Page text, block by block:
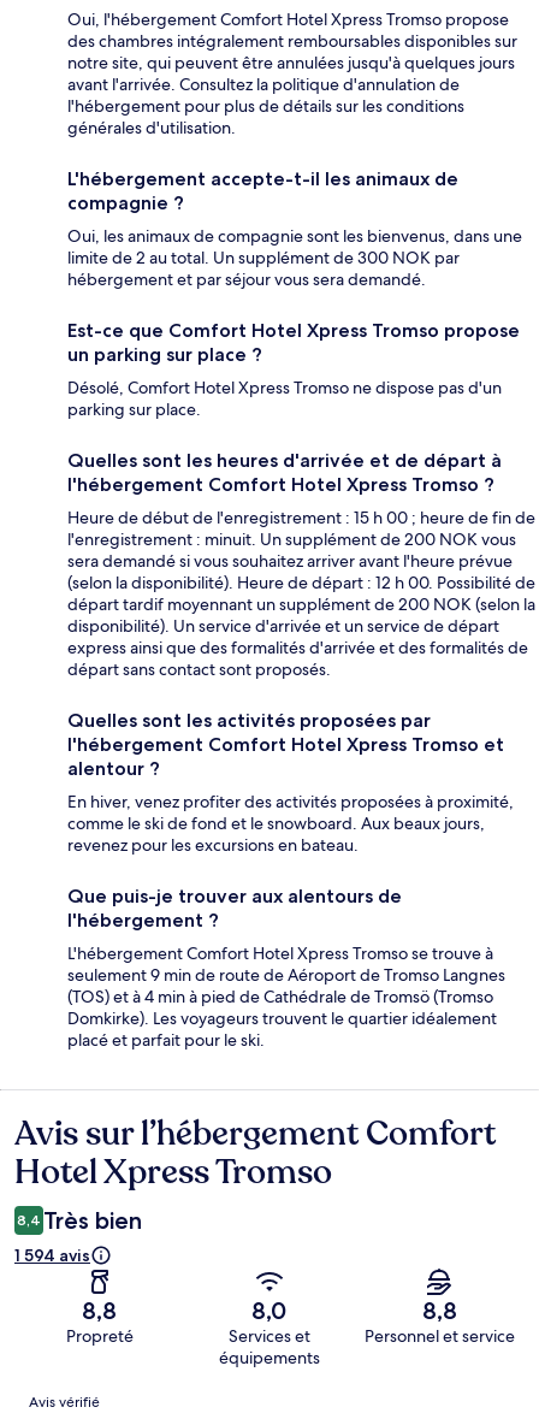
Oui, l'hébergement Comfort Hotel Xpress Tromso propose
des chambres intégralement remboursables disponibles sur
notre site, qui peuvent être annulées jusqu'à quelques jours
avant l'arrivée. Consultez la politique d'annulation de
l'hébergement pour plus de détails sur les conditions
générales d'utilisation.
L'hébergement accepte-t-il les animaux de
compagnie ?
Oui, les animaux de compagnie sont les bienvenus, dans une
limite de 2 au total. Un supplément de 300 NOK par
hébergement et par séjour vous sera demandé.
Est-ce que Comfort Hotel Xpress Tromso propose
un parking sur place ?
Désolé, Comfort Hotel Xpress Tromso ne dispose pas d'un
parking sur place.
Quelles sont les heures d'arrivée et de départ à
l'hébergement Comfort Hotel Xpress Tromso ?
Heure de début de l'enregistrement : 15 h 00 ; heure de fin de
l'enregistrement : minuit. Un supplément de 200 NOK vous
sera demandé si vous souhaitez arriver avant l'heure prévue
(selon la disponibilité). Heure de départ : 12 h 00. Possibilité de
départ tardif moyennant un supplément de 200 NOK (selon la
disponibilité). Un service d'arrivée et un service de départ
express ainsi que des formalités d'arrivée et des formalités de
départ sans contact sont proposés.
Quelles sont les activités proposées par
l'hébergement Comfort Hotel Xpress Tromso et
alentour ?
En hiver, venez profiter des activités proposées à proximité,
comme le ski de fond et le snowboard. Aux beaux jours,
revenez pour les excursions en bateau.
Que puis-je trouver aux alentours de
l'hébergement ?
L'hébergement Comfort Hotel Xpress Tromso se trouve à
seulement 9 min de route de Aéroport de Tromso Langnes
(TOS) et à 4 min à pied de Cathédrale de Tromsö (Tromso
Domkirke). Les voyageurs trouvent le quartier idéalement
placé et parfait pour le ski.
Avis
Avis sur l’hébergement Comfort
Hotel Xpress Tromso
8,4 Très bien
1 594 avis
8,8
Propreté
8,0
Services et
équipements
8,8
Personnel et service
Avis
Avis vérifié